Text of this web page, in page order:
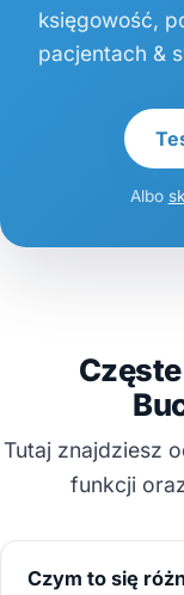
księgowość,
pacjentach &
Albo
Tutaj znajdziesz
funkcji
Czym to się